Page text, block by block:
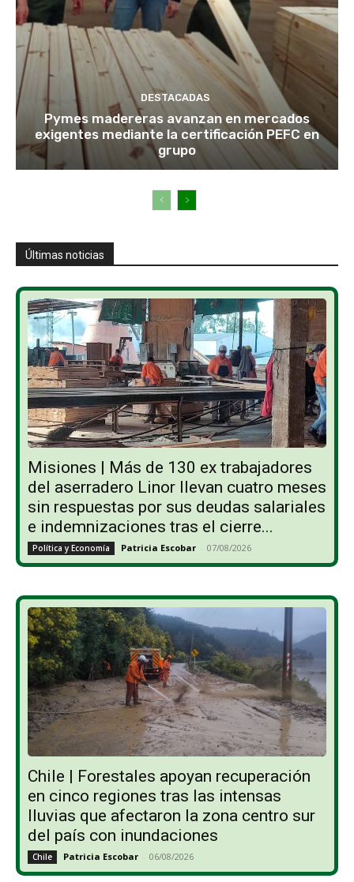
DESTACADAS
Pymes madereras avanzan en mercados
exigentes mediante la certificación PEFC en
grupo
Últimas noticias
Misiones | Más de 130 ex trabajadores
del aserradero Linor llevan cuatro meses
sin respuestas por sus deudas salariales
e indemnizaciones tras el cierre...
Política y Economía Patricia Escobar - 07/08/2026
Chile | Forestales apoyan recuperación
en cinco regiones tras las intensas
lluvias que afectaron la zona centro sur
del país con inundaciones
Chile Patricia Escobar - 06/08/2026